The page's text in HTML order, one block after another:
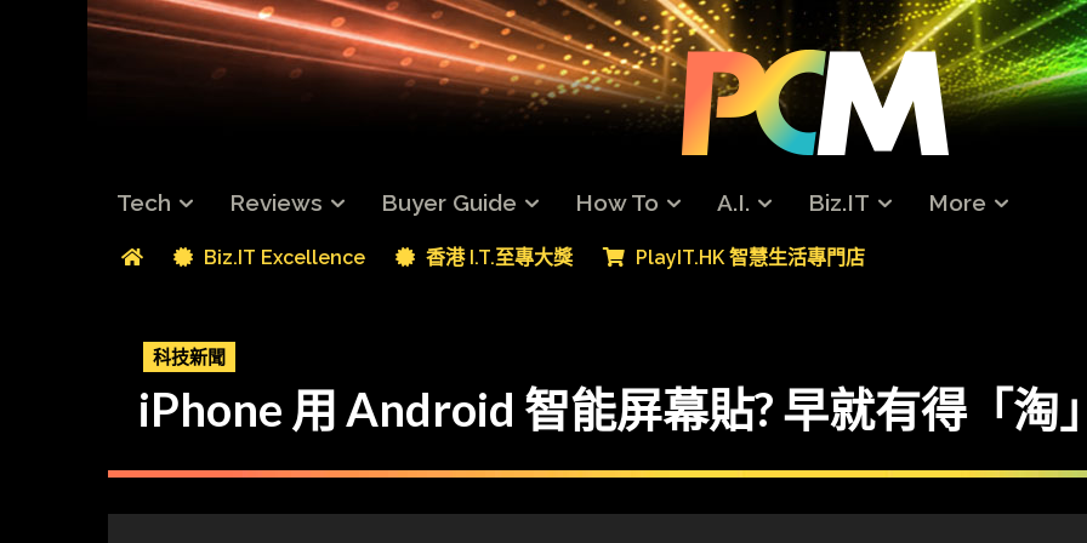
Tech Reviews Buyer Guide How To A.I. Biz.IT More
Biz.IT Excellence 香港 I.T.至專大獎 PlayIT.HK 智慧生活專門店
科技新聞
iPhone 用 Android 智能屏幕貼? 早就有得「淘